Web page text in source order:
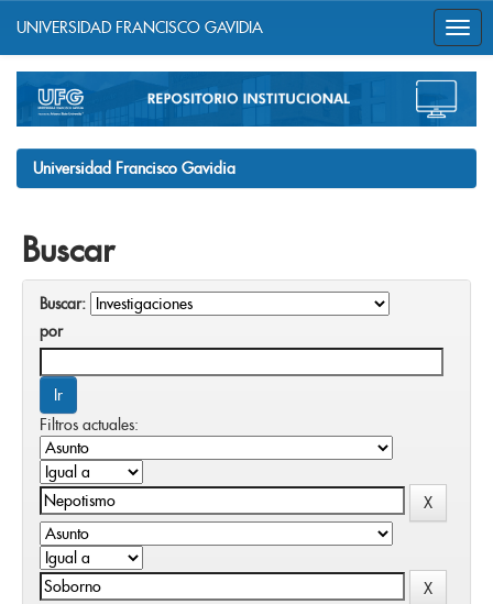
navigation
UNIVERSIDAD FRANCISCO GAVIDIA
Universidad Francisco Gavidia
Buscar
Buscar:
por
Filtros actuales: